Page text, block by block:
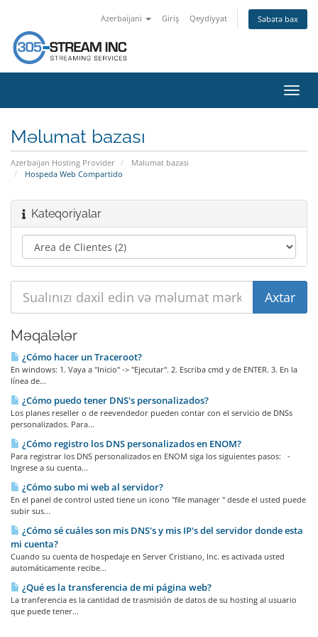
Azerbaijani Giriş Qeydiyyat Səbətə bax
keçid
Məlumat bazası
Azerbaijan Hosting Provider
Məlumat bazası
Hospeda Web Compartido
Kateqoriyalar
Məqalələr
¿Cómo hacer un Traceroot?
En windows: 1. Vaya a "Inicio" -> "Ejecutar". 2. Escriba cmd y de ENTER. 3. En la
línea de...
¿Cómo puedo tener DNS's personalizados?
Los planes reseller o de reevendedor pueden contar con el servicio de DNSs
personalizados. Para...
¿Cómo registro los DNS personalizados en ENOM?
Para registrar los DNS personalizados en ENOM siga los siguientes pasos: -
Ingrese a su cuenta...
¿Cómo subo mi web al servidor?
En el panel de control usted tiene un icono "file manager " desde el usted puede
subir sus...
¿Cómo sé cuáles son mis DNS's y mis IP's del servidor donde esta
mi cuenta?
Cuando su cuenta de hospedaje en Server Cristiano, Inc. es activada usted
automáticamente recibe...
¿Qué es la transferencia de mi página web?
La tranferencia es la cantidad de trasmisión de datos de su hosting al usuario
que puede tener...